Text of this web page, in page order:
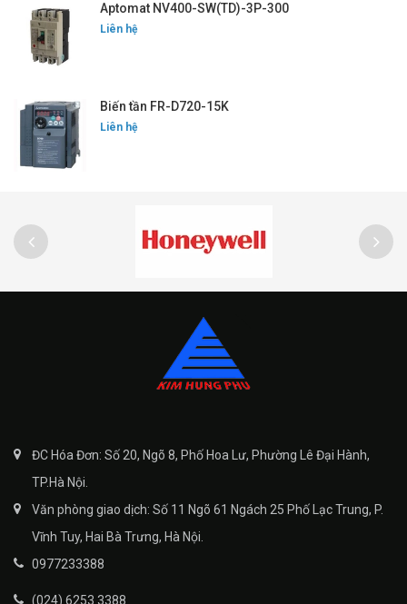
Aptomat NV400-SW(TD)-3P-300
Liên hệ
Biến tần FR-D720-15K
Liên hệ
ĐC Hóa Đơn: Số 20, Ngõ 8, Phố Hoa Lư, Phường Lê Đại Hành,
TP.Hà Nội.
Văn phòng giao dịch: Số 11 Ngõ 61 Ngách 25 Phố Lạc Trung, P.
Vĩnh Tuy, Hai Bà Trưng, Hà Nội.
0977233388
(024) 6253 3388